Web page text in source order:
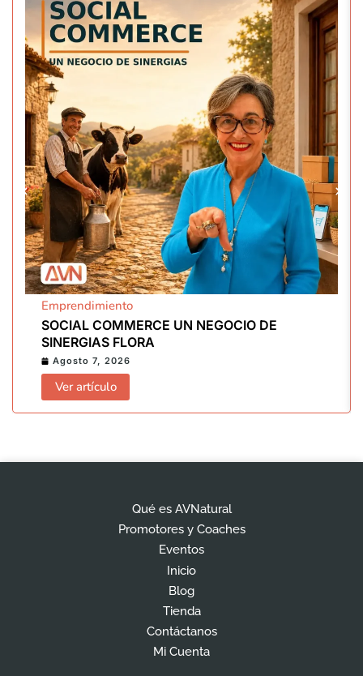
Emprendimiento
SOCIAL COMMERCE UN NEGOCIO DE
SINERGIAS FLORA
Agosto 7, 2026
Ver artículo
Qué es AVNatural
Promotores y Coaches
Eventos
Inicio
Blog
Tienda
Contáctanos
Mi Cuenta